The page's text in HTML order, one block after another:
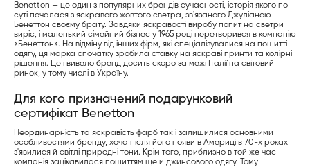
Benetton — це один з популярних брендів сучасності, історія якого по
суті почалася з яскравого жовтого светра, зв'язаного Джуліаною
Бенеттон своєму брату. Завдяки яскравості виробу попит на светри
виріс, і маленький сімейний бізнес у 1965 році перетворився в компанію
«Бенеттон». На відміну від інших фірм, які спеціалізувалися на пошитті
одягу, ця марка спочатку зробила ставку на яскраві принти та колірні
рішення. Це і вивело бренд досить скоро за межі Італії на світовий
ринок, у тому числі в Україну.
Для кого призначений подарунковий
сертифікат Benetton
Неординарність та яскравість фарб так і залишилися основними
особливостями бренду, хоча після його появи в Америці в 70-х роках
з'явилися й світлі природні тони. Крім того, приблизно в той же час
компанія зацікавилася пошиттям ще й джинсового одягу. Тому